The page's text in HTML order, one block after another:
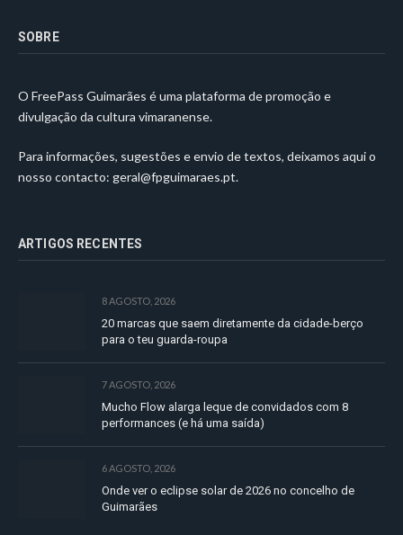
SOBRE
O FreePass Guimarães é uma plataforma de promoção e
divulgação da cultura vimaranense.
Para informações, sugestões e envio de textos, deixamos aqui o
nosso contacto: geral@fpguimaraes.pt.
ARTIGOS RECENTES
8 AGOSTO, 2026
20 marcas que saem diretamente da cidade-berço
para o teu guarda-roupa
7 AGOSTO, 2026
Mucho Flow alarga leque de convidados com 8
performances (e há uma saída)
6 AGOSTO, 2026
Onde ver o eclipse solar de 2026 no concelho de
Guimarães